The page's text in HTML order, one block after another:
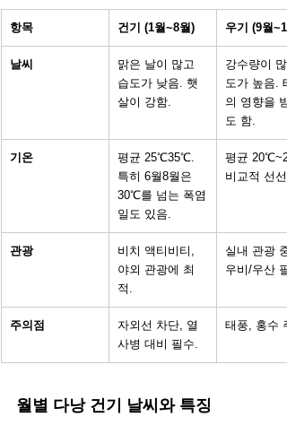
항목 건기 (1월~8월) 우기 (9월
날씨
맑은 날이 많고
습도가 낮음. 햇
살이 강함.
강수량이 많
도가 높음.
의 영향을 받
도 함.
기온
평균 25℃35℃.
특히 6월8월은
30℃를 넘는 폭염
일도 있음.
평균
비교적 선선
관광
비치 액티비티,
야외 관광에 최
적.
실내 관광
우비/우산
주의점
자외선 차단, 열
사병 대비 필수.
태풍, 홍수
월별 다낭 건기 날씨와 특징